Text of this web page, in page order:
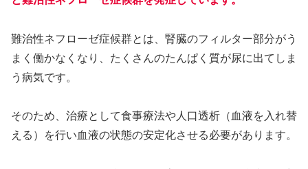
難治性ネフローゼ症候群とは、腎臓のフィルター部分がう
まく働かなくなり、たくさんのたんぱく質が尿に出てしま
う病気です。
そのため、治療として食事療法や人口透析（血液を入れ替
える）を行い血液の状態の安定化させる必要があります。